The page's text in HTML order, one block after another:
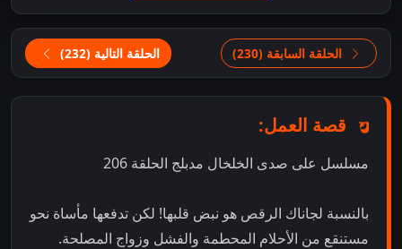
الحلقة السابقة (230) الحلقة التالية (232)
قصة العمل:
مسلسل على صدى الخلخال مدبلج الحلقة 206
بالنسبة لجاناك الرقص هو نبض قلبها! لكن تدفعها مأساة نحو
مستنقع من الأحلام المحطمة والفشل وزواج المصلحة.